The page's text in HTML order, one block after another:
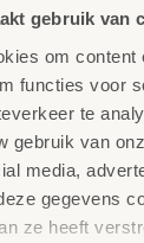
gebruik van
om content
functies voor
te
gebruik van
media,
gegevens
ze heeft
is de
Wij
inspireert
behoeften